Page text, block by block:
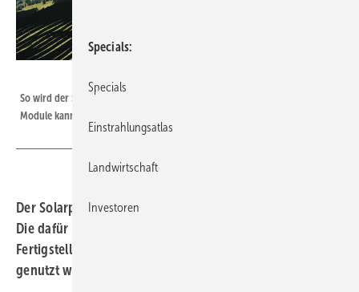
So wird der Solarpark Ybrig aussehen. Durch die hohe Aufständerung der
Module kann die Wiese weiter beweidet werden.
Der Solarpark entsteht hoch in den Alpen bei Oberiberg.
Die dafür vorgesehene Weidefläche soll nach der
Fertigstellung der Anlage weiterhin landwirtschaftlich
genutzt werden.
Specials
Specials
Einstrahlungsatlas
Landwirtschaft
Investoren